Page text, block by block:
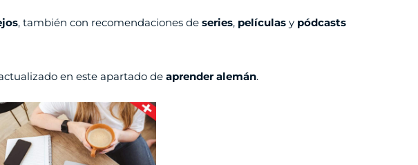
, también con recomendaciones de series, películas y pódcasts
en este apartado de aprender alemán.